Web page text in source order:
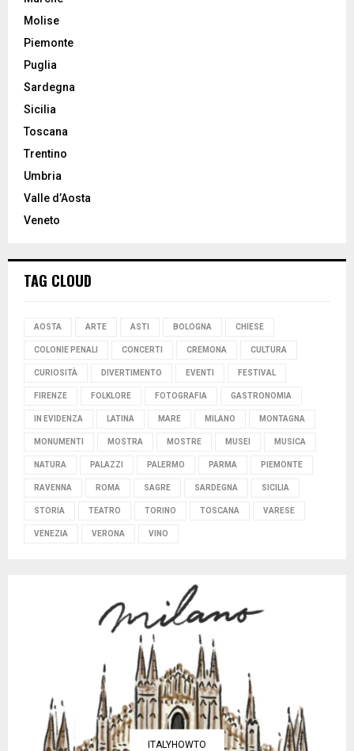
Molise
Piemonte
Puglia
Sardegna
Sicilia
Toscana
Trentino
Umbria
Valle d’Aosta
Veneto
TAG CLOUD
AOSTA ARTE ASTI BOLOGNA CHIESE
COLONIE PENALI CONCERTI CREMONA CULTURA
CURIOSITÀ DIVERTIMENTO EVENTI FESTIVAL
FIRENZE FOLKLORE FOTOGRAFIA GASTRONOMIA
IN EVIDENZA LATINA MARE MILANO MONTAGNA
MONUMENTI MOSTRA MOSTRE MUSEI MUSICA
NATURA PALAZZI PALERMO PARMA PIEMONTE
RAVENNA ROMA SAGRE SARDEGNA SICILIA
STORIA TEATRO TORINO TOSCANA VARESE
VENEZIA VERONA VINO
ITALYHOWTO